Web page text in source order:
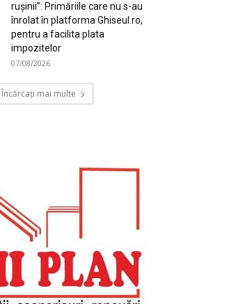
rușinii”: Primăriile care nu s-au
înrolat în platforma Ghiseul.ro,
pentru a facilita plata
impozitelor
07/08/2026
Încărcați mai multe